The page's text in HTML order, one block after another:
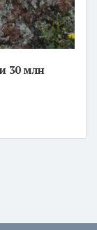
30 млн